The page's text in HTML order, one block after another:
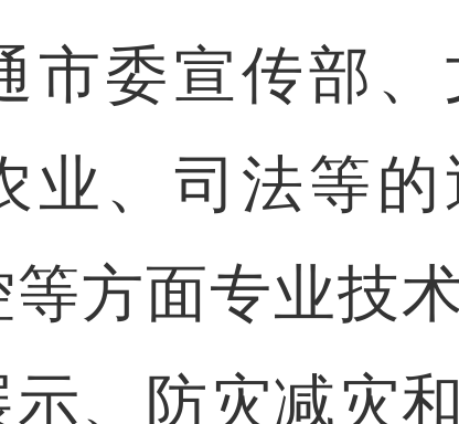
委宣传部、
业、司法等
方面专业技
、防灾减灾